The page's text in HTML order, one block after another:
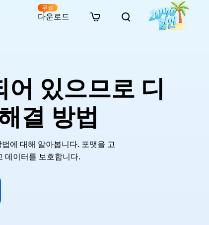
· USB 복구
· 파티션 복구
· 한글 파일 복구
· 오피스 파일 복구
· 사진 복구
사진 복구
문서 복구
오디오 복구
· 시네마틱 AI 이미지 프롬프트
· 애니메이션 실사 변환 프롬프트
· AI 애니메이션 인물 프롬프트
· AI 벽돌 스타일 사진 프롬프트
드 디스크 복사
· 중복 파일 찾기 (Mac)
라이브 확장
· 디스크 공간 확보 (Win)
GPT 변환
· Mac 저장 공간 최적화
다운로드
무료
있으므로 디
결 방법
에 대해 알아봅니다. 포맷을 고
데이터를 보호합니다.